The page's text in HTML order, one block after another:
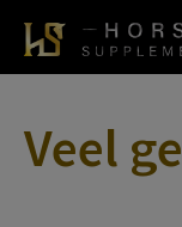
Veel